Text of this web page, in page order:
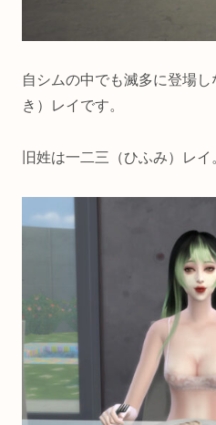
自シムの中でも滅多に登場
き）レイです。
旧姓は一二三（ひふみ）レイ